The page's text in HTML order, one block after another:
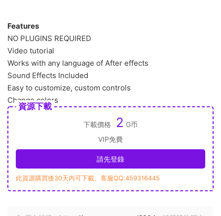
Features
NO PLUGINS REQUIRED
Video tutorial
Works with any language of After effects
Sound Effects Included
Easy to customize, custom controls
Change colors
資源下載
下載價格 2 G币
VIP免費
請先登錄
此資源購買後30天内可下載。客服QQ:459316445